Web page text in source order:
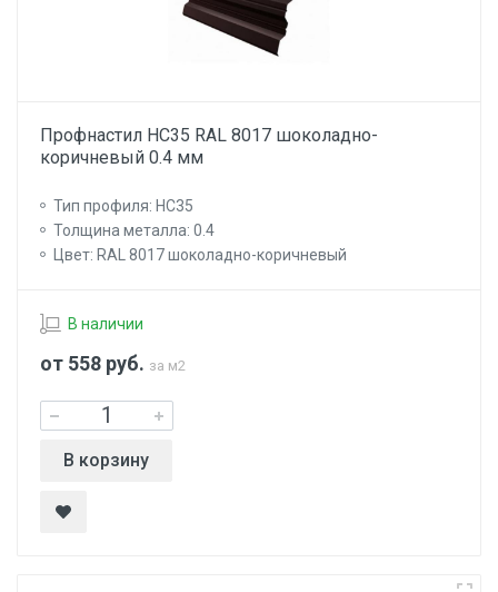
Профнастил НС35 RAL 8017 шоколадно-
коричневый 0.4 мм
Тип профиля: НС35
Толщина металла: 0.4
Цвет: RAL 8017 шоколадно-коричневый
В наличии
от 558 руб. за м2
В корзину